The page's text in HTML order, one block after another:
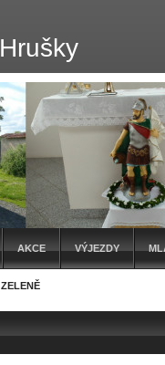
AKCE VÝJEZDY